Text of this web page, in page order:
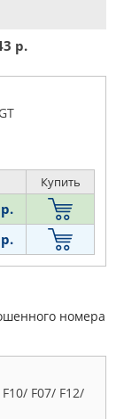
р.
Купить
номера
F07/ F12/